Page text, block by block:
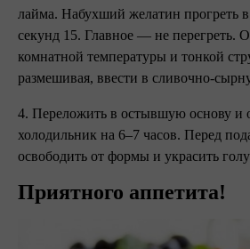
лайма. Набухший желатин прогреть
секунд 15. Главное — не перегреть.
комнатной температуры и тонкой
размешивая, ввести в сливочно-
4. Переложить в остывшую основу и
холодильник на 6–7 часов. Перед
освободить от формы и украсить
Приятного аппетита!